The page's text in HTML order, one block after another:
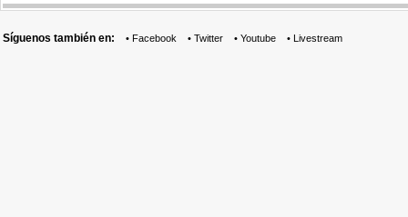
Síguenos también en: • Facebook • Twitter • Youtube • Livestream